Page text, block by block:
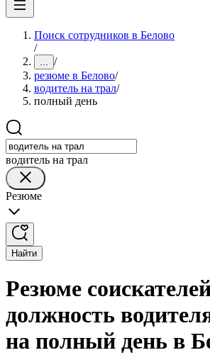
Поиск сотрудников в Белово
/
... /
резюме в Белово/
водитель на трал/
полный день
водитель на трал
Резюме
Найти
Резюме
должность
на полный день в